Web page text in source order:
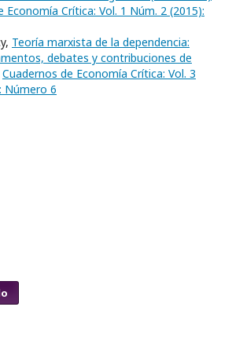
Economía Crítica: Vol. 1 Núm. 2 (2015):
Teoría marxista de la dependencia:
debates y contribuciones de
Cuadernos de Economía Crítica: Vol. 3
Número 6